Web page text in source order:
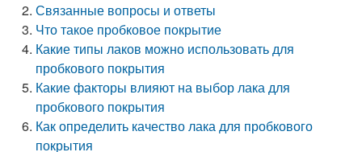
Связанные вопросы и ответы
Что такое пробковое покрытие
Какие типы лаков можно использовать для
пробкового покрытия
Какие факторы влияют на выбор лака для
пробкового покрытия
Как определить качество лака для пробкового
покрытия